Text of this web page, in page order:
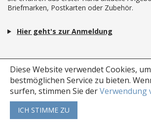
Diese Website verwendet Cookies,
bestmöglichen Service zu bieten.
surfen, stimmen Sie derVerwendung
ICH STIMME ZU
Briefmarken, Postkarten oder Zubehör.
Hier geht's zur Anmeldung
Copyright